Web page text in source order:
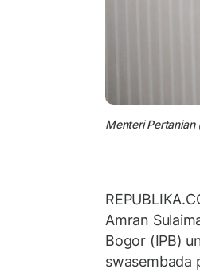
Menteri Pertanian
Amran
Bogor (IPB)
swasembada